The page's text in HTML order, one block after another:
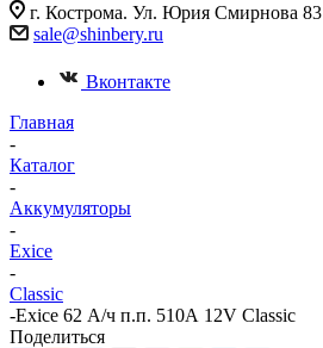
г. Кострома. Ул. Юрия Смирнова 83
sale@shinbery.ru
Вконтакте
Главная
-
Каталог
-
Аккумуляторы
-
Exice
-
Classic
-Exice 62 А/ч п.п. 510А 12V Classic
Поделиться